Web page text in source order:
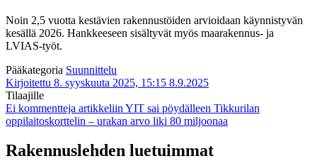
Noin 2,5 vuotta kestävien rakennustöiden arvioidaan käynnistyvän
kesällä 2026. Hankkeeseen sisältyvät myös maarakennus- ja
LVIAS-työt.
Pääkategoria Suunnittelu
Kirjoitettu 8. syyskuuta 2025, 15:15 8.9.2025
Tilaajille
Ei kommentteja artikkeliin YIT sai pöydälleen Tikkurilan
oppilaitoskorttelin – urakan arvo liki 80 miljoonaa
Rakennuslehden luetuimmat